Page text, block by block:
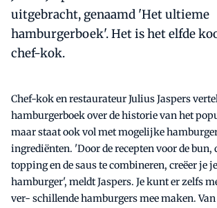
uitgebracht, genaamd 'Het ultieme
hamburgerboek'. Het is het elfde
chef-kok.
Chef-kok en restaurateur Julius Jaspers
hamburgerboek over de historie van het
maar staat ook vol met mogelijke
ingrediënten. 'Door de recepten voor de bun,
topping en de saus te combineren, creëer je
hamburger', meldt Jaspers. Je kunt er zelfs
ver- schillende hamburgers mee maken.